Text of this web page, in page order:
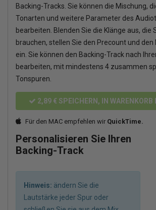
Backing-Tracks. Sie können die Mischung,
Tonarten und weitere Parameter des
bearbeiten. Blenden Sie die Klänge aus, die
brauchen, stellen Sie den Precount und
ein. Sie können den Backing-Track nach
bearbeiten, mit mindestens 4 zusammen
Tonspuren.
2,89 € SPEICHERN, IN WARENKORB
Für den MAC empfehlen wir QuickTime.
Personalisieren Sie Ihren
Backing-Track
Hinweis: ändern Sie die
Lautstärke jeder Spur oder